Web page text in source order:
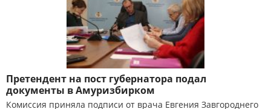
Претендент на пост губернатора подал
документы в Амуризбирком
Комиссия приняла подписи от врача Евгения Завгороднего